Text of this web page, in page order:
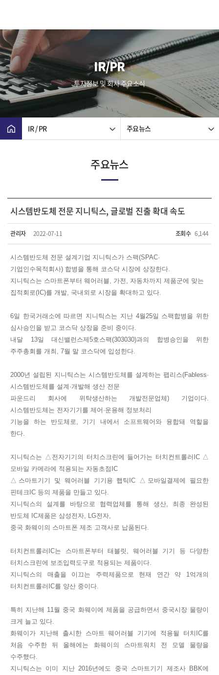
IR/PR
투자정보 및 회사 주요소식
IR / PR 주요뉴스
주요뉴스
시스템반도체 전문 지니틱스, 글로벌 진출 확대 속도
관리자 2022-07-11 조회수 6,144
시스템반도체 전문 설계기업 지니틱스가 스팩(SPAC·
기업인수목적회사) 합병을 통해 코스닥 시장에 상장한다.
지니틱스는 스마트폰부터 웨어러블, 가전, 자동차까지 제품군에 맞는
집적회로(IC)를 개발, 국내외로 시장을 확대하고 있다.
6일 한국거래소에 따르면 지니틱스는 지난 4월25일 스팩합병을 위한
심사승인을 받고 코스닥 상장을 준비 중이다.
내달 13일 대신밸런스제5호스팩(303030)과의 합병승인을 위한
주주총회를 개최, 7월 말 코스닥에 입성한다.
2000년 설립된 지니틱스는 시스템반도체를 설계하는 팹리스(Fabless·
시스템반도체를 설계·개발해 생산 전문
파운드리 회사에 위탁생산하는 개발전문업체) 기업이다.
시스템반도체는 전자기기를 제어·운용해 정보처리
기능을 하는 반도체로, 기기 내에서 소프트웨어와 융합돼 역할을
한다.
지니틱스는 △전자기기의 터치스크린에 들어가는 터치컨트롤러IC △
모바일 카메라에 적용되는 자동초점IC
△스마트기기 및 웨어러블 기기용 햅틱IC △모바일결제에 필요한
핀테크IC 등의 제품을 만들고 있다.
지니틱스의 설계를 바탕으로 협력업체를 통해 생산, 최종 완성된
반도체 IC제품은 삼성전자, LG전자,
중국 화웨이의 스마트폰 제조 고객사로 납품된다.
터치컨트롤러IC는 스마트폰부터 태블릿, 웨어러블 기기 등 다양한
터치스크린에 보조입력도구로 적용되는 제품이다.
지니틱스의 매출을 이끄는 주력제품으로 현재 연간 약 1억개의
터치컨트롤러IC를 양산 중이다.
특히 지난해 11월 중국 화웨이에 제품을 공급하면서 중국시장 물량이
크게 늘고 있다.
화웨이가 지난해 출시한 스마트 웨어러블 기기에 적용될 터치IC를
처음 수주한 뒤 올해에는 화웨이의 스마트워치 전 모델 물량을
수주했다.
지니틱스는 이미 지난 2016년에도 중국 스마트기기 제조사 BBK에